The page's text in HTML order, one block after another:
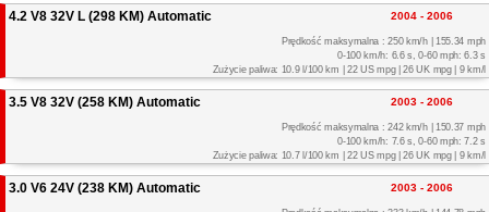
4.2 V8 32V L (298 KM) Automatic 2004 - 2006
Prędkość maksymalna : 250 km/h | 155.34 mph
0-100 km/h: 6.6 s, 0-60 mph: 6.3 s
Zużycie paliwa: 10.9 l/100 km | 22 US mpg | 26 UK mpg | 9 km/l
3.5 V8 32V (258 KM) Automatic 2003 - 2006
Prędkość maksymalna : 242 km/h | 150.37 mph
0-100 km/h: 7.6 s, 0-60 mph: 7.2 s
Zużycie paliwa: 10.7 l/100 km | 22 US mpg | 26 UK mpg | 9 km/l
3.0 V6 24V (238 KM) Automatic 2003 - 2006